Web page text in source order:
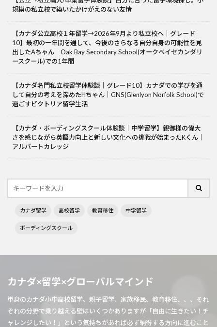
規模の私立校で築いたかけがえのない友情
【カナダ公立高校１年留学→2026年9月より私立校へ｜グレード
10】最初の一年間を通して、今後のさらなる自分自身の可能性を見
出したAちゃん Oak Bay Secondary School(オークベイセカンダリ
ースクール)での1年間
【カナダ名門私立校留学体験談｜グレード10】カナダでの学びを通
して自分の考えを深めたHちゃん｜GNS(Glenlyon Norfolk School)で
過ごすビクトリア留学生活
【カナダ・ボーディングスクール体験談｜中学留学】親御様の偉大
さを感じながら英語力向上と新しい文化への挑戦が始まったKくん｜
アルバートカレッジ
カナダ留学 高校留学 教育移住 中学留学
ボーディングスクール
カナダ×留学×グローバルマインド
単身のカナダ小中高校留学、親子留学、家族移民、教育移住、、、それ
ぞれの分野で乗り越える壁はいくつかありますが「自由に生きたい！チ
ャレンジしたい！」という気持ちがあれば必ず納得する方向に進むこと